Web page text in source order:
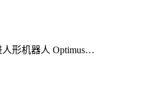
人形机器人 Optimus…